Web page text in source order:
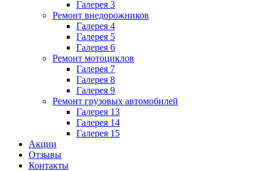
Галерея 3
Ремонт внедорожников
Галерея 4
Галерея 5
Галерея 6
Ремонт мотоциклов
Галерея 7
Галерея 8
Галерея 9
Ремонт грузовых автомобилей
Галерея 13
Галерея 14
Галерея 15
Акции
Отзывы
Контакты